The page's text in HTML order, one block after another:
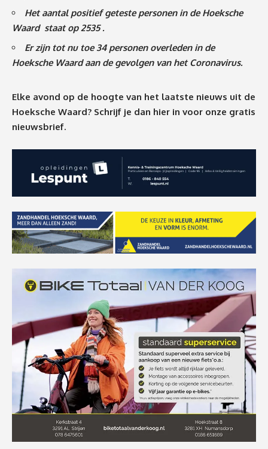
Het aantal positief geteste personen in de Hoeksche
Waard staat op 2535 .
Er zijn tot nu toe 34 personen overleden in de
Hoeksche Waard aan de gevolgen van het Coronavirus.
Elke avond op de hoogte van het laatste nieuws uit de
Hoeksche Waard? Schrijf je dan hier in voor onze gratis
nieuwsbrief.